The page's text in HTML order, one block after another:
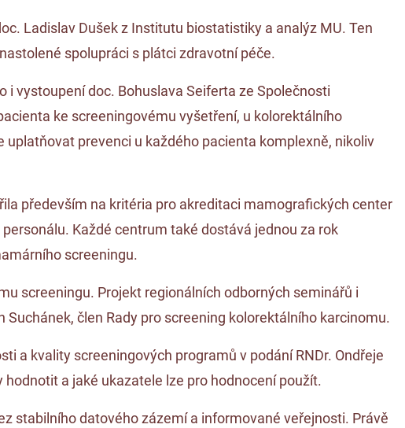
Ladislav Dušek z Institutu biostatistiky a analýz MU. Ten
spolupráci s plátci zdravotní péče.
vystoupení doc. Bohuslava Seiferta ze Společnosti
ke screeningovému vyšetření, u kolorektálního
prevenci u každého pacienta komplexně, nikoliv
především na kritéria pro akreditaci mamografických center
Každé centrum také dostává jednou za rok
screeningu.
screeningu. Projekt regionálních odborných seminářů i
člen Rady pro screening kolorektálního karcinomu.
a kvality screeningových programů v podání RNDr. Ondřeje
a jaké ukazatele lze pro hodnocení použít.
stabilního datového zázemí a informované veřejnosti. Právě